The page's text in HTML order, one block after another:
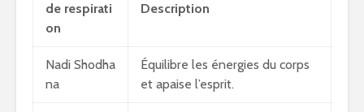
de respirati
on
Description
Nadi Shodha
na
Équilibre les énergies du corps
et apaise l’esprit.